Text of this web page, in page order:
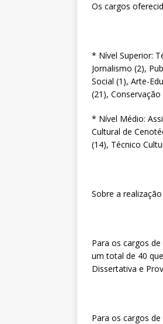
Os cargos
* Nível Superior:
Jornalismo (2),
Social (1), Arte-
(21),
* Nível Médio:
Cultural de
(14), Técnico
Sobre a
Para os cargos
um total de 40
Dissertativa e
Para os cargos